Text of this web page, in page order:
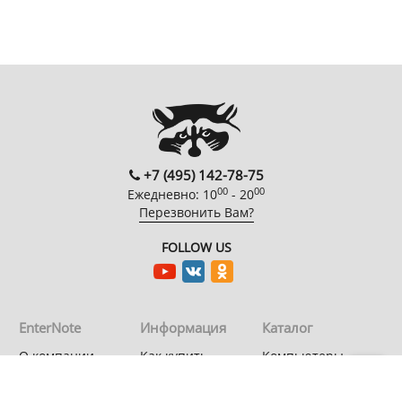
+7 (495) 142-78-75
Ежедневно: 1000 - 2000
Перезвонить Вам?
FOLLOW US
EnterNote
О компании
Информация
Как купить
Каталог
Компьютеры